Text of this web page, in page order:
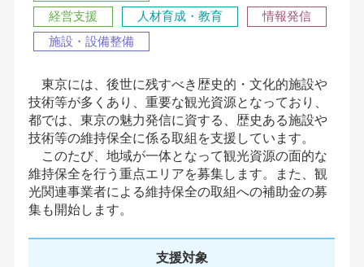
経営支援
人材育成・教育
情報発信
施設・設備整備
東京には、後世に残すべき歴史的・文化的施設や
技術等が多くあり、重要な観光資源となっており、
都では、東京の魅力発信に資する、歴史ある施設や
技術等の維持保全に係る取組を支援しています。
このたび、地域が一体となって観光資源の面的な
維持保全を行う重点エリアを募集します。また、観
光関連事業者による維持保全の取組への補助金の募
集も開始します。
支援対象